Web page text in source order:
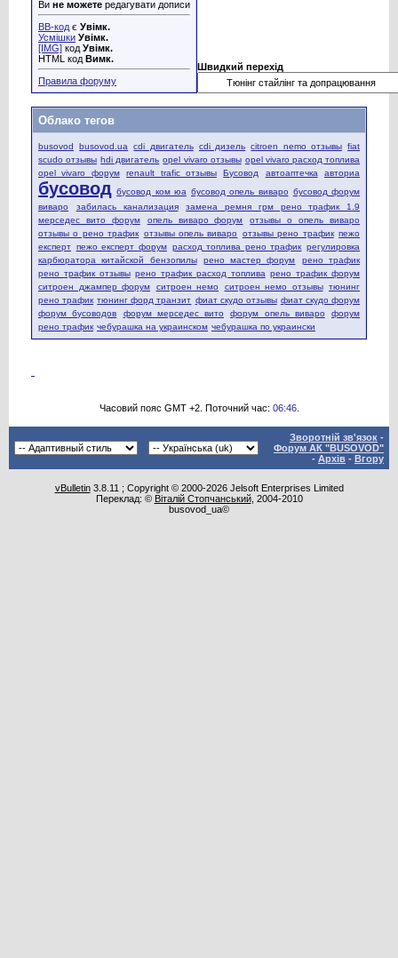
Ви не можете редагувати дописи
BB-код є Увімк.
Усмішки Увімк.
[IMG] код Увімк.
HTML код Вимк.
Правила форуму
Швидкий перехід
Облако тегов
busovod busovod.ua cdi двигатель cdi дизель citroen nemo отзывы fiat
scudo отзывы hdi двигатель opel vivaro отзывы opel vivaro расход топлива
opel vivaro форум
renault trafic отзывы Бусовод автоаптечка авториа
бусовод бусовод ком юа бусовод опель виваро бусовод форум
виваро
забилась канализация
замена ремня грм рено трафик 1.9
мерседес вито форум
опель виваро форум
отзывы о опель виваро
отзывы о рено трафик отзывы опель виваро отзывы рено трафик пежо
експерт пежо експерт форум расход топлива рено трафик регулировка
карбюратора китайской бензопилы
рено мастер форум
рено трафик
рено трафик отзывы рено трафик расход топлива рено трафик форум
ситроен джампер форум
ситроен немо ситроен немо отзывы тюнинг
рено трафик тюнинг форд транзит фиат скудо отзывы фиат скудо форум
форум бусоводов
форум мерседес вито форум опель виваро
форум
рено трафик чебурашка на украинском чебурашка по украински
Часовий пояс GMT +2. Поточний час: 06:46.
Зворотній зв'язок -
Форум АК "BUSOVOD"
- Архів - Вгору
vBulletin3.8.11 ; Copyright © 2000-2026 Jelsoft Enterprises Limited
Переклад: © Віталій Стопчанський, 2004-2010
busovod_ua©